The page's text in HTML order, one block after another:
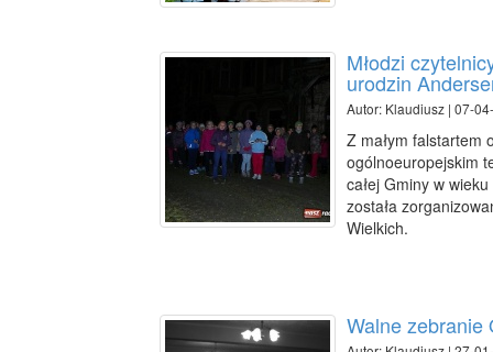
Młodzi
urodzin
Autor: Klaudiusz | 07-
Z małym falstartem
ogólnoeuropejskim
całej Gminy w
została
Wielkich.
Walne zebranie